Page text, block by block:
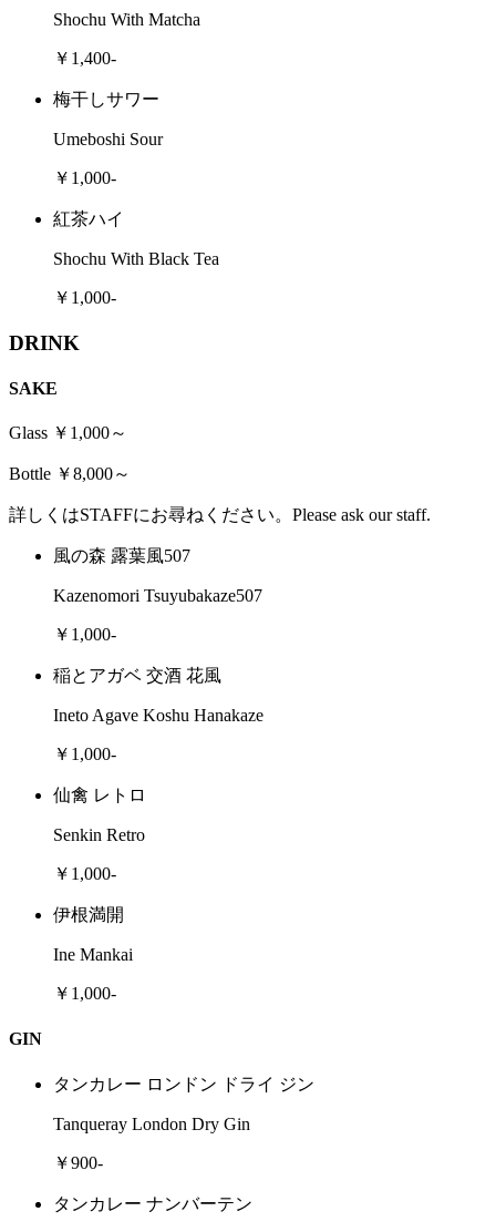
Shochu With Matcha
￥1,400-
梅干しサワー
Umeboshi Sour
￥1,000-
紅茶ハイ
Shochu With Black Tea
￥1,000-
DRINK
SAKE
Glass ￥1,000～
Bottle ￥8,000～
詳しくはSTAFFにお尋ねください。Please ask our staff.
風の森 露葉風507
Kazenomori Tsuyubakaze507
￥1,000-
稲とアガベ 交酒 花風
Ineto Agave Koshu Hanakaze
￥1,000-
仙禽 レトロ
Senkin Retro
￥1,000-
伊根満開
Ine Mankai
￥1,000-
GIN
タンカレー ロンドン ドライ ジン
Tanqueray London Dry Gin
￥900-
タンカレー ナンバーテン